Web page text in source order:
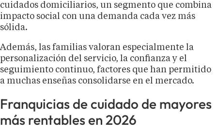
cuidados domiciliarios, un segmento que combina
impacto social con una demanda cada vez más
sólida.
Además, las familias valoran especialmente la
personalización del servicio, la confianza y el
seguimiento continuo, factores que han permitido
a muchas enseñas consolidarse en el mercado.
Franquicias de cuidado de mayores
más rentables en 2026